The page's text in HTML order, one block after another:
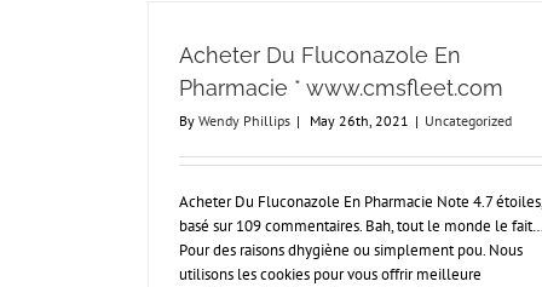
Acheter Du Fluconazole En
Pharmacie * www.cmsfleet.com
By Wendy Phillips | May 26th, 2021 | Uncategorized
Acheter Du Fluconazole En Pharmacie Note 4.7 étoiles,
basé sur 109 commentaires. Bah, tout le monde le fait…
Pour des raisons dhygiène ou simplement pou. Nous
utilisons les cookies pour vous offrir meilleure